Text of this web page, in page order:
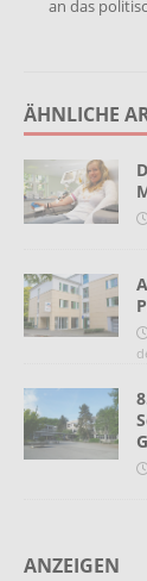
an das
ÄHNLICHE
ANZEIGEN